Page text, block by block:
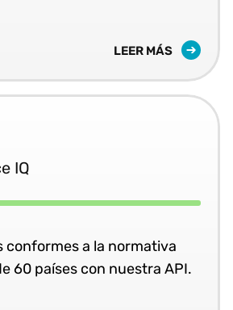
LEER MÁS
IQ
conformes a la normativa
60 países con nuestra API.